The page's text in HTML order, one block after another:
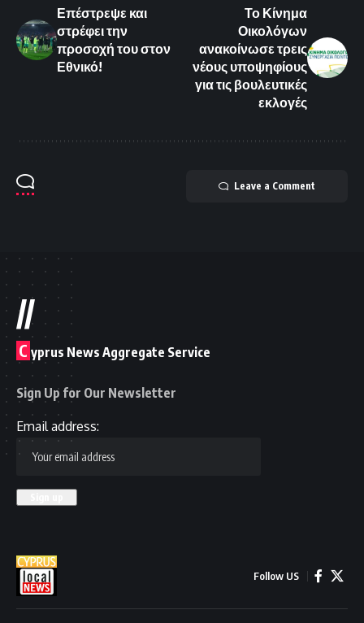
Επέστρεψε και
στρέφει την
προσοχή του στον
Εθνικό!
Το Κίνημα
Οικολόγων
ανακοίνωσε τρεις
νέους υποψηφίους
για τις βουλευτικές
εκλογές
Leave a Comment
//
C yprus News Aggregate Service
Sign Up for Our Newsletter
Email address:
Follow US